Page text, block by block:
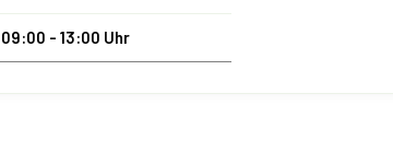
09:00 - 13:00 Uhr